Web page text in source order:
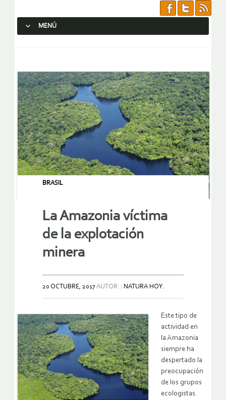
MENÚ
BRASIL
La Amazonia víctima
de la explotación
minera
20 OCTUBRE, 2017AUTOR: NATURA HOY.
Este tipo de
actividad en
la Amazonia
siempre ha
despertado la
preocupación
de los grupos
ecologistas.